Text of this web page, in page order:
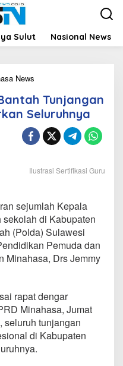
Sulut Nasional News
News
d
i
s
p
o
M
a
h
a
s
a
B
t
a
h
T
u
j
Tunjangan
Seluruhnya
Ilustrasi Sertifikasi Guru
sejumlah Kepala
di Kabupaten
(Polda) Sulawesi
Pemuda dan
Minahasa, Drs Jemmy
rapat dengar
Minahasa, Jumat
seluruh tunjangan
di Kabupaten